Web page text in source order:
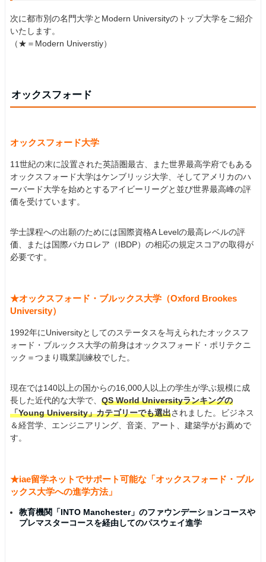
次に都市別の名門大学とModern Universityのトップ大学をご紹介
いたします。
（★＝Modern Universtiy）
オックスフォード
オックスフォード大学
11世紀の末に設置された英語圏最古、また世界最高学府でもある
オックスフォード大学はケンブリッジ大学、そしてアメリカのハ
ーバード大学を始めとするアイビーリーグと並び世界最高峰の評
価を受けています。
学士課程への出願のためには国際資格A Levelの最高レベルの評
価、または国際バカロレア（IBDP）の相応の規定スコアの取得が
必要です。
★オックスフォード・ブルックス大学（Oxford Brookes
University）
1992年にUniversityとしてのステータスを与えられたオックスフ
ォード・ブルックス大学の前身はオックスフォード・ポリテクニ
ック＝つまり職業訓練校でした。
現在では140以上の国からの16,000人以上の学生が学ぶ規模に成
長した近代的な大学で、 QS World Universityランキングの
「Young University」カテゴリーでも選出されました。ビジネス
＆経営学、エンジニアリング、音楽、アート、建築学がお薦めで
す。
★iae留学ネットでサポート可能な「オックスフォード・ブル
ックス大学への進学方法」
教育機関「INTO Manchester」のファウンデーションコースや
プレマスターコースを経由してのパスウェイ進学